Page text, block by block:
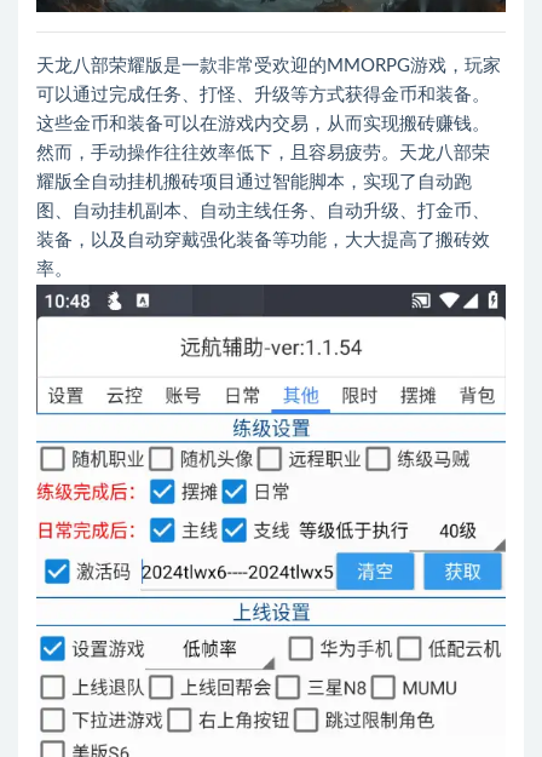
天龙八部荣耀版是一款非常受欢迎的MMORPG游戏，玩家
可以通过完成任务、打怪、升级等方式获得金币和装备。
这些金币和装备可以在游戏内交易，从而实现搬砖赚钱。
然而，手动操作往往效率低下，且容易疲劳。天龙八部荣
耀版全自动挂机搬砖项目通过智能脚本，实现了自动跑
图、自动挂机副本、自动主线任务、自动升级、打金币、
装备，以及自动穿戴强化装备等功能，大大提高了搬砖效
率。